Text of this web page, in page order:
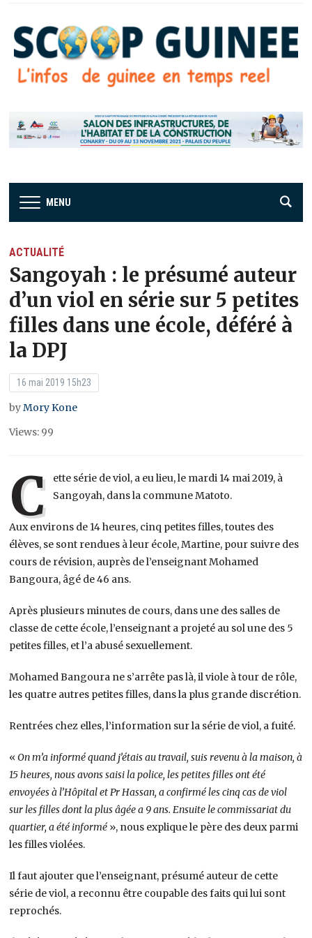
MENU
ACTUALITÉ
Sangoyah : le présumé auteur
d’un viol en série sur 5 petites
filles dans une école, déféré à
la DPJ
16 mai 2019 15h23
byMory Kone
Views: 99
C
ette série de viol, a eu lieu, le mardi 14 mai 2019, à
Sangoyah, dans la commune Matoto.
Aux environs de 14 heures, cinq petites filles, toutes des
élèves, se sont rendues à leur école, Martine, pour suivre des
cours de révision, auprès de l’enseignant Mohamed
Bangoura, âgé de 46 ans.
Après plusieurs minutes de cours, dans une des salles de
classe de cette école, l’enseignant a projeté au sol une des 5
petites filles, et l’a abusé sexuellement.
Mohamed Bangoura ne s’arrête pas là, il viole à tour de rôle,
les quatre autres petites filles, dans la plus grande discrétion.
Rentrées chez elles, l’information sur la série de viol, a fuité.
«On m’a informé quand j’étais au travail, suis revenu à la maison, à
15 heures, nous avons saisi la police, les petites filles ont été
envoyées à l’Hôpital et Pr Hassan, a confirmé les cinq cas de viol
sur les filles dont la plus âgée a 9 ans. Ensuite le commissariat du
quartier, a été informé », nous explique le père des deux parmi
les filles violées.
Il faut ajouter que l’enseignant, présumé auteur de cette
série de viol, a reconnu être coupable des faits qui lui sont
reprochés.